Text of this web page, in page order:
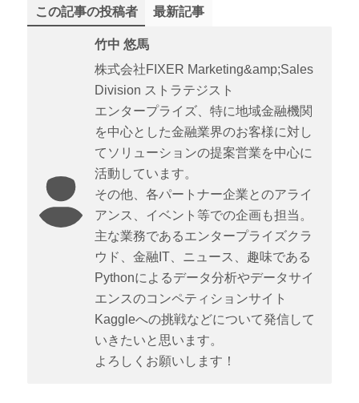
この記事の投稿者 最新記事
竹中 悠馬
株式会社FIXER Marketing&amp;Sales
Division ストラテジスト
エンタープライズ、特に地域金融機関
を中心とした金融業界のお客様に対し
てソリューションの提案営業を中心に
活動しています。
その他、各パートナー企業とのアライ
アンス、イベント等での企画も担当。
主な業務であるエンタープライズクラ
ウド、金融IT、ニュース、趣味である
Pythonによるデータ分析やデータサイ
エンスのコンペティションサイト
Kaggleへの挑戦などについて発信して
いきたいと思います。
よろしくお願いします！